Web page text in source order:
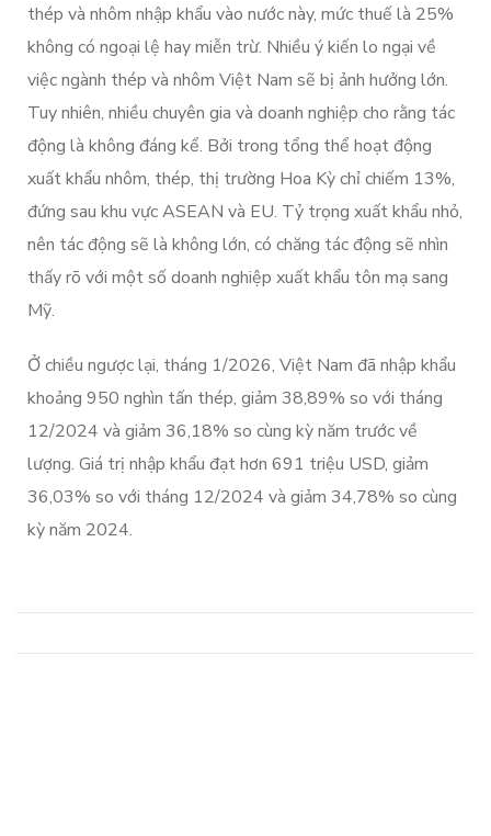
thép và nhôm nhập khẩu vào nước này, mức thuế là 25%
không có ngoại lệ hay miễn trừ. Nhiều ý kiến lo ngại về
việc ngành thép và nhôm Việt Nam sẽ bị ảnh hưởng lớn.
Tuy nhiên, nhiều chuyên gia và doanh nghiệp cho rằng tác
động là không đáng kể. Bởi trong tổng thể hoạt động
xuất khẩu nhôm, thép, thị trường Hoa Kỳ chỉ chiếm 13%,
đứng sau khu vực ASEAN và EU. Tỷ trọng xuất khẩu nhỏ,
nên tác động sẽ là không lớn, có chăng tác động sẽ nhìn
thấy rõ với một số doanh nghiệp xuất khẩu tôn mạ sang
Mỹ.
Ở chiều ngược lại, tháng 1/2026, Việt Nam đã nhập khẩu
khoảng 950 nghìn tấn thép, giảm 38,89% so với tháng
12/2024 và giảm 36,18% so cùng kỳ năm trước về
lượng. Giá trị nhập khẩu đạt hơn 691 triệu USD, giảm
36,03% so với tháng 12/2024 và giảm 34,78% so cùng
kỳ năm 2024.